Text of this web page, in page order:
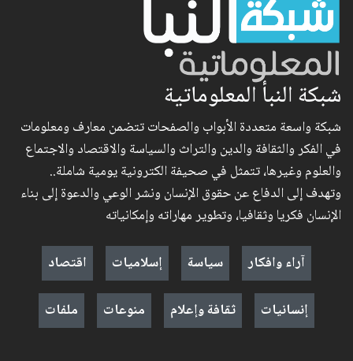
شبكة النبأ المعلوماتية
شبكة واسعة متعددة الأبواب والصفحات تتضمن معارف ومعلومات
في الفكر والثقافة والدين والتراث والسياسة والاقتصاد والاجتماع
والعلوم وغيرها، تتمثل في صحيفة الكترونية يومية شاملة..
وتهدف إلى الدفاع عن حقوق الإنسان ونشر الوعي والدعوة إلى بناء
الإنسان فكريا وثقافيا، وتطوير مهاراته وإمكانياته
آراء وافكار
سياسة إسلاميات
اقتصاد
إنسانيات
ثقافة وإعلام منوعات ملفات